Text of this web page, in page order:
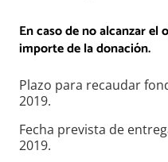
En caso de no alcanzar
importe de la donación.
Plazo para recaudar
2019.
Fecha prevista de
2019.